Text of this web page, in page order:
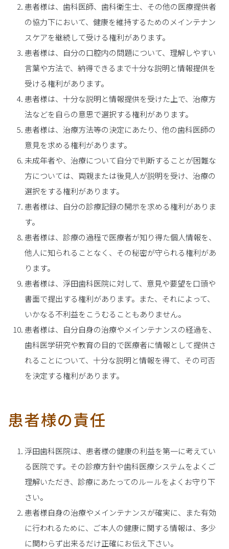
患者様は、歯科医師、歯科衛生士、その他の医療提供者
の協力下において、健康を維持するためのメインテナン
スケアを継続して受ける権利があります。
患者様は、自分の口腔内の問題について、理解しやすい
言葉や方法で、納得できるまで十分な説明と情報提供を
受ける権利があります。
患者様は、十分な説明と情報提供を受けた上で、治療方
法などを自らの意思で選択する権利があります。
患者様は、治療方法等の決定にあたり、他の歯科医師の
意見を求める権利があります。
未成年者や、治療について自分で判断することが困難な
方については、両親または後見人が説明を受け、治療の
選択をする権利があります。
患者様は、自分の診療記録の開示を求める権利がありま
す。
患者様は、診療の過程で医療者が知り得た個人情報を、
他人に知られることなく、その秘密が守られる権利があ
ります。
患者様は、浮田歯科医院に対して、意見や要望を口頭や
書面で提出する権利があります。また、それによって、
いかなる不利益をこうむることもありません。
患者様は、自分自身の治療やメインテナンスの経過を、
歯科医学研究や教育の目的で医療者に情報として提供さ
れることについて、十分な説明と情報を得て、その可否
を決定する権利があります。
患者様の責任
浮田歯科医院は、患者様の健康の利益を第一に考えてい
る医院です。その診療方針や歯科医療システムをよくご
理解いただき、診療にあたってのルールをよくお守り下
さい。
患者様自身の治療やメインテナンスが確実に、また有効
に行われるために、ご本人の健康に関する情報は、多少
に関わらず出来るだけ正確にお伝え下さい。